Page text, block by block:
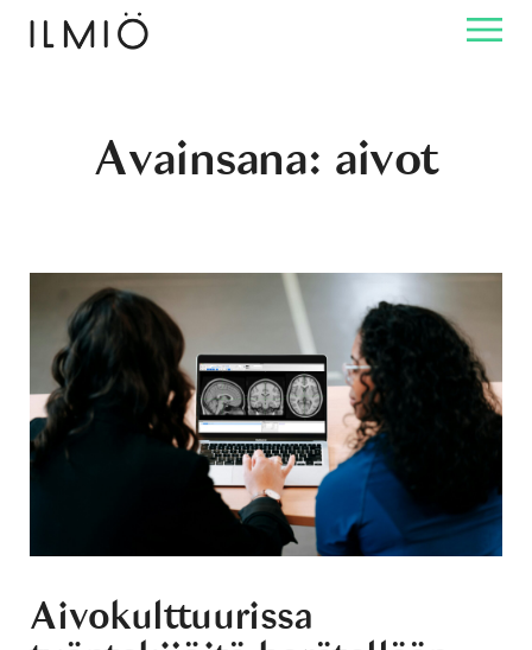
Avainsana: aivot
Aivokulttuurissa